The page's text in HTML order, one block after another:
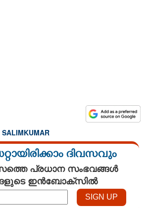
SALIMKUMAR
ദിവസവും
പ്രധാന സംഭവങ്ങൾ
ഇൻബോക്സിൽ